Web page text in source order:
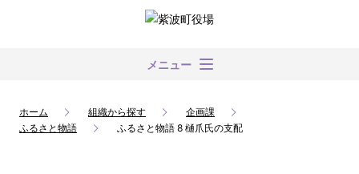
メニュー
ホーム 組織から探す
企画課
ふるさと物語
ふるさと物語 8 樋爪氏の支配